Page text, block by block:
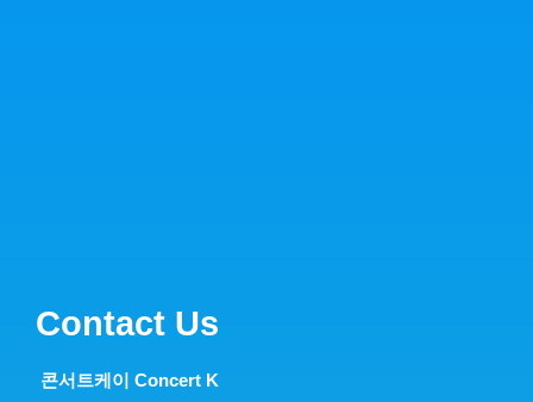
Contact Us
콘서트케이 Concert K